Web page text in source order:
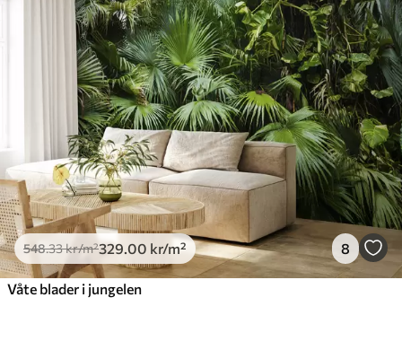
548.33kr/m²329 .00 kr/m² 8
Våte blader i jungelen